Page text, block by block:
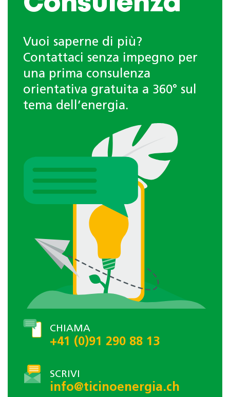
Vuoi saperne di più?
Contattaci senza impegno per
una prima consulenza
orientativa gratuita a 360° sul
tema dell’energia.
CHIAMA
+41 (0)91 290 88 13
SCRIVI
info@ticinoenergia.ch